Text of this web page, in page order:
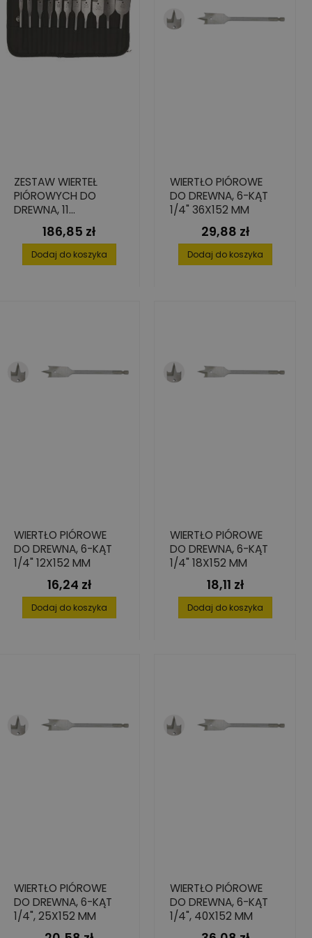
ZESTAW WIERTEŁ
PIÓROWYCH DO
DREWNA, 11
ELEMENTÓW, 10-40
Cena
186,85 zł
Dodaj do koszyka
WIERTŁO PIÓROWE
DO DREWNA, 6-KĄT
1/4" 36X152 MM
Cena
29,88 zł
Dodaj do koszyka
WIERTŁO PIÓROWE
DO DREWNA, 6-KĄT
1/4" 12X152 MM
Cena
16,24 zł
Dodaj do koszyka
WIERTŁO PIÓROWE
DO DREWNA, 6-KĄT
1/4" 18X152 MM
Cena
18,11 zł
Dodaj do koszyka
WIERTŁO PIÓROWE
DO DREWNA, 6-KĄT
1/4", 25X152 MM
WIERTŁO PIÓROWE
DO DREWNA, 6-KĄT
1/4", 40X152 MM